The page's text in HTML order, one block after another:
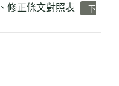
修正條文對照表
下